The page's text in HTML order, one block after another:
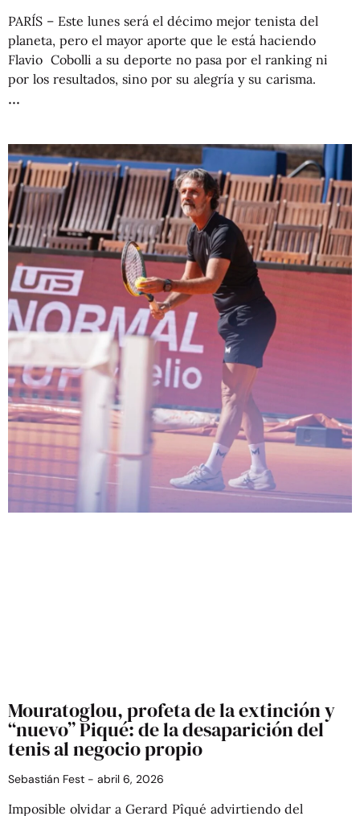
PARÍS – Este lunes será el décimo mejor tenista del
planeta, pero el mayor aporte que le está haciendo
Flavio Cobolli a su deporte no pasa por el ranking ni
por los resultados, sino por su alegría y su carisma.
Mouratoglou, profeta de la extinción y
“nuevo” Piqué: de la desaparición del
tenis al negocio propio
Sebastián Fest abril 6, 2026
Imposible olvidar a Gerard Pîqué advirtiendo del